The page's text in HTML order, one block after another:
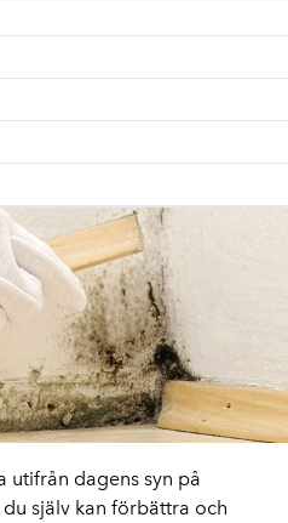
utifrån dagens syn på
själv kan förbättra och